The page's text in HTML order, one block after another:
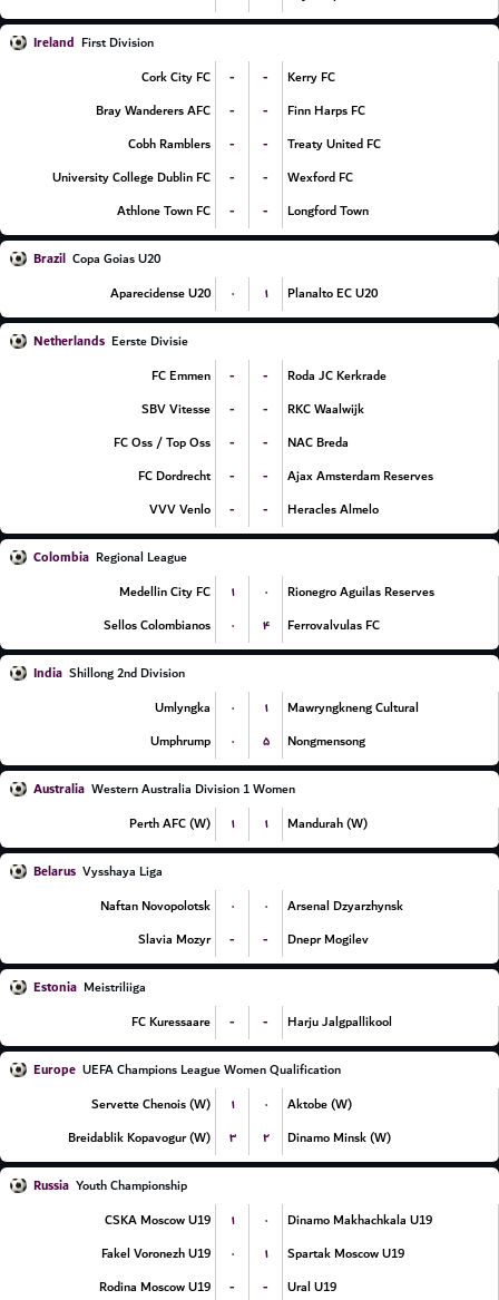
Ireland First Division
Cork City FC
- -
Kerry FC
Bray Wanderers AFC
- -
Finn Harps FC
Cobh Ramblers
- -
Treaty United FC
University College Dublin FC
- -
Wexford FC
Athlone Town FC
- - Longford Town
Brazil Copa Goias U20
Aparecidense U20
۰ ۱ Planalto EC U20
Netherlands Eerste Divisie
FC Emmen
- -
Roda JC Kerkrade
SBV Vitesse
- -
RKC Waalwijk
FC Oss / Top Oss
- -
NAC Breda
FC Dordrecht
- -
Ajax Amsterdam Reserves
VVV Venlo
- - Heracles Almelo
Colombia Regional League
Medellin City FC
۱ ۰
Rionegro Aguilas Reserves
Sellos Colombianos
۰ ۴ Ferrovalvulas FC
India Shillong 2nd Division
Umlyngka
۰ ۱
Mawryngkneng Cultural
Umphrump
۰ ۵ Nongmensong
Australia Western Australia Division 1 Women
Perth AFC (W)
۱ ۱ Mandurah (W)
Belarus Vysshaya Liga
Naftan Novopolotsk
۰ ۰
Arsenal Dzyarzhynsk
Slavia Mozyr
- - Dnepr Mogilev
Estonia Meistriliiga
FC Kuressaare
- - Harju Jalgpallikool
Europe UEFA Champions League Women Qualification
Servette Chenois (W)
۱ ۰
Aktobe (W)
Breidablik Kopavogur (W)
۳ ۲ Dinamo Minsk (W)
Russia Youth Championship
CSKA Moscow U19
۱ ۰
Dinamo Makhachkala U19
Fakel Voronezh U19
۰ ۱
Spartak Moscow U19
Rodina Moscow U19
- -
Ural U19